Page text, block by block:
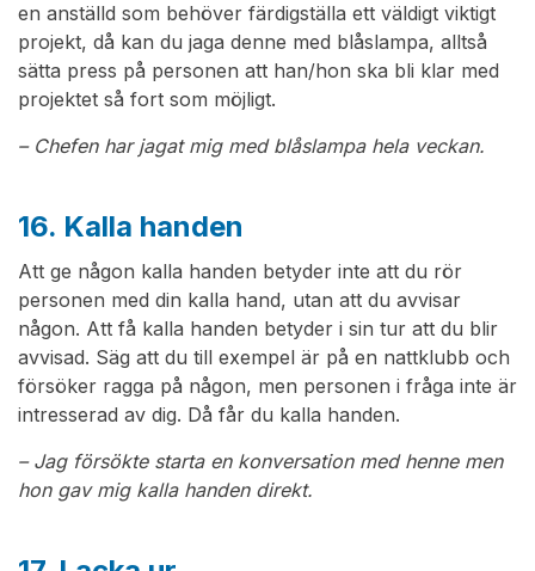
en anställd som behöver färdigställa ett väldigt viktigt
projekt, då kan du jaga denne med blåslampa, alltså
sätta press på personen att han/hon ska bli klar med
projektet så fort som möjligt.
– Chefen har jagat mig med blåslampa hela veckan.
16. Kalla handen
Att ge någon kalla handen betyder inte att du rör
personen med din kalla hand, utan att du avvisar
någon. Att få kalla handen betyder i sin tur att du blir
avvisad. Säg att du till exempel är på en nattklubb och
försöker ragga på någon, men personen i fråga inte är
intresserad av dig. Då får du kalla handen.
– Jag försökte starta en konversation med henne men
hon gav mig kalla handen direkt.